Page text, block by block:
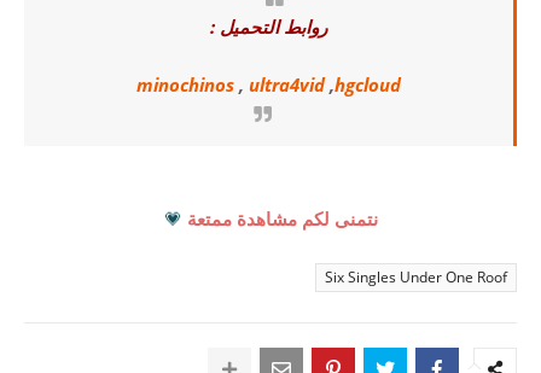
روابط التحميل :
minochinos , ultra4vid,hgcloud
نتمنى لكم مشاهدة ممتعة 💗
Six Singles Under One Roof